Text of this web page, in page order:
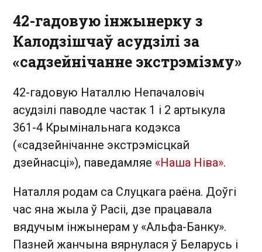
42-гадовую інжынерку з
Калодзішчаў асудзілі за
«садзейнічанне экстрэмізму»
42-гадовую Наталлю Непачаловіч
асудзілі паводле частак 1 і 2 артыкула
361-4 Крымінальнага кодэкса
(«садзейнічанне экстрэмісцкай
дзейнасці»), паведамляе «Наша Ніва».
Наталля родам са Слуцкага раёна. Доўгі
час яна жыла ў Расіі, дзе працавала
вядучым інжынерам у «Альфа-Банку».
Пазней жанчына вярнулася ў Беларусь і